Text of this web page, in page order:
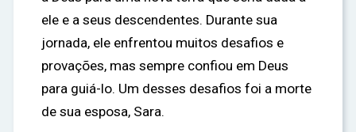
ele e a seus descendentes. Durante sua
jornada, ele enfrentou muitos desafios e
provações, mas sempre confiou em Deus
para guiá-lo. Um desses desafios foi a morte
de sua esposa, Sara.